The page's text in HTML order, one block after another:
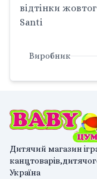
відтінки
Santi
Виробник
Дитячий магазин
Україна